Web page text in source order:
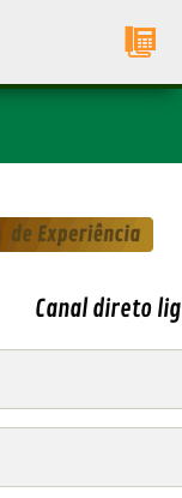
Canal direto